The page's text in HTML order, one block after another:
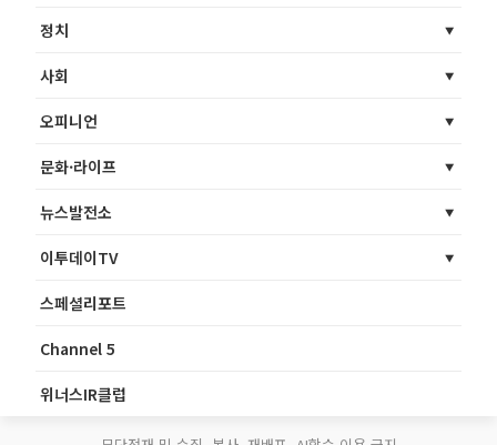
정치
사회
오피니언
문화·라이프
뉴스발전소
이투데이TV
스페셜리포트
Channel 5
위너스IR클럽